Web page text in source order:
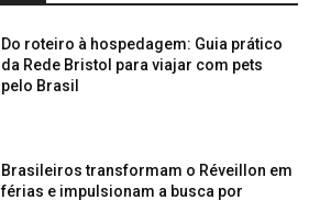
Do roteiro à hospedagem: Guia prático
da Rede Bristol para viajar com pets
pelo Brasil
Brasileiros transformam o Réveillon em
férias e impulsionam a busca por